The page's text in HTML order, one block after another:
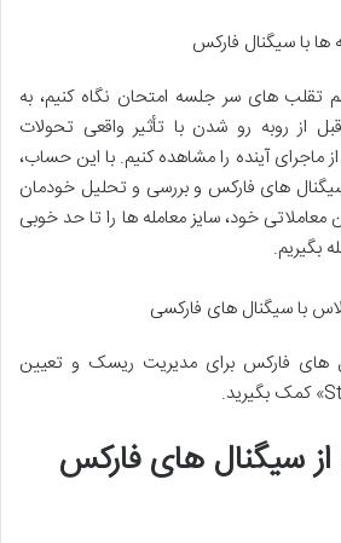
ها با سیگنال فارکس
تقلب های سر جلسه امتحان نگاه کنیم، به
از روبه رو شدن با تأثیر واقعی تحولات
ماجرای آینده را مشاهده کنیم. با این حساب،
های فارکس و بررسی و تحلیل خودمان
معاملاتی خود، سایز معامله ها را تا حد خوبی
بگیریم.
با سیگنال های فارکسی
های فارکس برای مدیریت ریسک و تعیین
از سیگنال های فارکس